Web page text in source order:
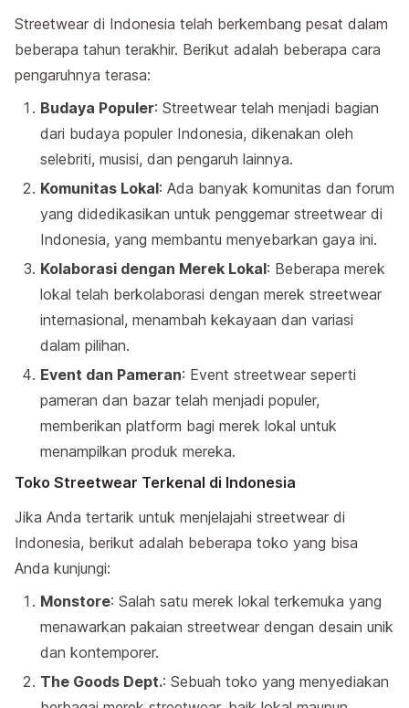
Streetwear di Indonesia telah berkembang pesat dalam
beberapa tahun terakhir. Berikut adalah beberapa cara
pengaruhnya terasa:
Budaya Populer: Streetwear telah menjadi bagian
dari budaya populer Indonesia, dikenakan oleh
selebriti, musisi, dan pengaruh lainnya.
Komunitas Lokal: Ada banyak komunitas dan forum
yang didedikasikan untuk penggemar streetwear di
Indonesia, yang membantu menyebarkan gaya ini.
Kolaborasi dengan Merek Lokal: Beberapa merek
lokal telah berkolaborasi dengan merek streetwear
internasional, menambah kekayaan dan variasi
dalam pilihan.
Event dan Pameran: Event streetwear seperti
pameran dan bazar telah menjadi populer,
memberikan platform bagi merek lokal untuk
menampilkan produk mereka.
Toko Streetwear Terkenal di Indonesia
Jika Anda tertarik untuk menjelajahi streetwear di
Indonesia, berikut adalah beberapa toko yang bisa
Anda kunjungi:
Monstore: Salah satu merek lokal terkemuka yang
menawarkan pakaian streetwear dengan desain unik
dan kontemporer.
The Goods Dept.: Sebuah toko yang menyediakan